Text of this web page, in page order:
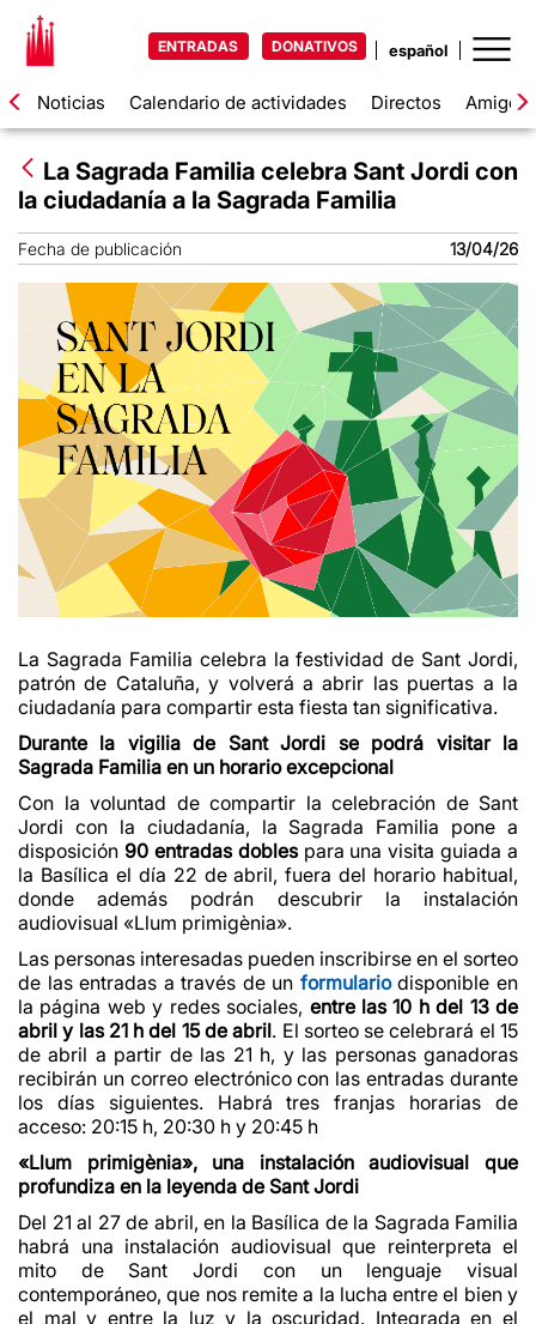
ENTRADAS DONATIVOS
Noticias Calendario de actividades Directos Amigos
La Sagrada Familia celebra Sant Jordi con
la ciudadanía a la Sagrada Familia
Fecha de publicación 13/04/26
La Sagrada Familia celebra la festividad de Sant Jordi,
patrón de Cataluña, y volverá a abrir las puertas a la
ciudadanía para compartir esta fiesta tan significativa.
Durante la vigilia de Sant Jordi se podrá visitar la
Sagrada Familia en un horario excepcional
Con la voluntad de compartir la celebración de Sant
Jordi con la ciudadanía, la Sagrada Familia pone a
disposición 90 entradas doblespara una visita guiada a
la Basílica el día 22 de abril, fuera del horario habitual,
donde además podrán descubrir la instalación
audiovisual «Llum primigènia».
Las personas interesadas pueden inscribirse en el sorteo
de las entradas a través de un formulariodisponible en
la página web y redes sociales, entre las 10 h del 13 de
abril y las 21 h del 15 de abril. El sorteo se celebrará el 15
de abril a partir de las 21 h, y las personas ganadoras
recibirán un correo electrónico con las entradas durante
los días siguientes. Habrá tres franjas horarias de
acceso: 20:15 h, 20:30 h y 20:45 h
«Llum primigènia», una instalación audiovisual que
profundiza en la leyenda de Sant Jordi
Del 21 al 27 de abril, en la Basílica de la Sagrada Familia
habrá una instalación audiovisual que reinterpreta el
mito de Sant Jordi con un lenguaje visual
contemporáneo, que nos remite a la lucha entre el bien y
el mal y entre la luz y la oscuridad. Integrada en el